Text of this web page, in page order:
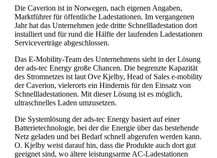
Die Caverion ist in Norwegen, nach eigenen Angaben,
Marktführer für öffentliche Ladestationen. Im vergangenen
Jahr hat das Unternehmen jede dritte Schnellladestation dort
installiert und für rund die Hälfte der laufenden Ladestationen
Serviceverträge abgeschlossen.
Das E-Mobility-Team des Unternehmens sieht in der Lösung
der ads-tec Energy große Chancen. Die begrenzte Kapazität
des Stromnetzes ist laut Ove Kjelby, Head of Sales e-mobility
der Caverion, vielerorts ein Hindernis für den Einsatz von
Schnellladestationen. Mit dieser Lösung ist es möglich,
ultraschnelles Laden umzusetzen.
Die Systemlösung der ads-tec Energy basiert auf einer
Batterietechnologie, bei der die Energie über das bestehende
Netz geladen und bei Bedarf schnell abgerufen werden kann.
O. Kjelby weist darauf hin, dass die Produkte auch dort gut
geeignet sind, wo ältere leistungsarme AC-Ladestationen